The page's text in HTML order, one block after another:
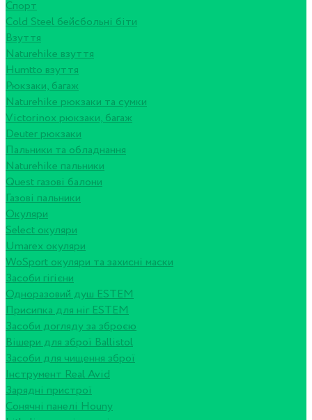
Спорт
Cold Steel бейсбольні біти
Взуття
Naturehike взуття
Humtto взуття
Рюкзаки, багаж
Naturehike рюкзаки та сумки
Victorinox рюкзаки, багаж
Deuter рюкзаки
Пальники та обладнання
Naturehike пальники
Quest газові балони
Газові пальники
Окуляри
Select окуляри
Umarex окуляри
WoSport окуляри та захисні маски
Засоби гігієни
Одноразовий душ ESTEM
Присипка для ніг ESTEM
Засоби догляду за зброєю
Вішери для зброї Ballistol
Засоби для чищення зброї
Інструмент Real Avid
Зарядні пристрої
Сонячні панелі Houny